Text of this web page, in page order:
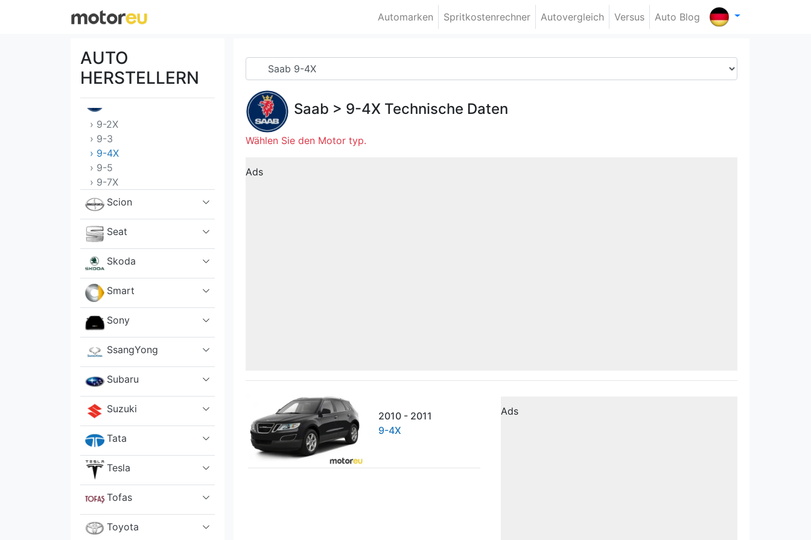
Automarken Spritkostenrechner Autovergleich Versus Auto Blog
AUTO
HERSTELLERN
Rivian
Rover
Saab
› 9-2X
› 9-3
› 9-4X
› 9-5
› 9-7X
Scion
Seat
Skoda
Smart
Sony
SsangYong
Subaru
Suzuki
Tata
Tesla
Tofas
Toyota
Saab > 9-4X Technische Daten
Wählen Sie den Motor typ.
Ads
2010 - 2011
9-4X
Ads